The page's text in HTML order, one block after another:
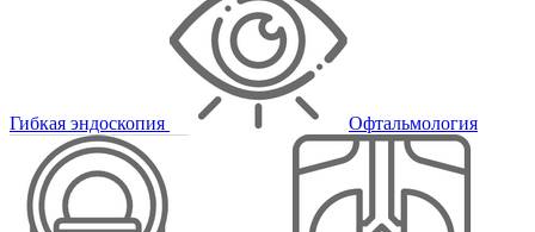
Гибкая эндоскопия Офтальмология